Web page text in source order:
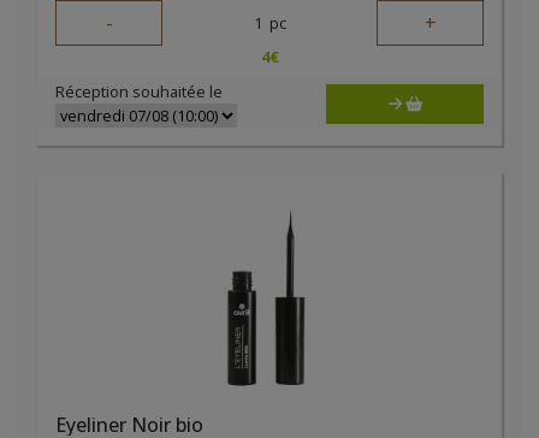
- 1 pc +
4€
Réception souhaitée le
Eyeliner Noir bio